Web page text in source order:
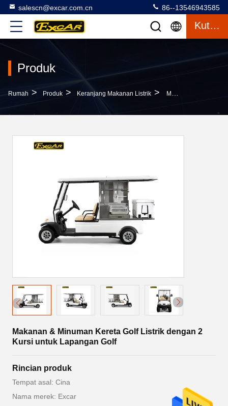
salescn@excar.com.cn 86--13546943585
Kutipan
Produk
Rumah > Produk > Keranjang Makanan Listrik > Makanan & Minuman Kereta Golf Listrik Dengan 2 Kursi Untuk Lapangan Golf
Makanan & Minuman Kereta Golf Listrik dengan 2
Kursi untuk Lapangan Golf
Rincian produk
Tempat asal: Cina
Nama merek: Excar